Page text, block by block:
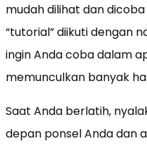
mudah dilihat dan
“tutorial” diikuti dengan
ingin Anda coba dalam
memunculkan banyak
Saat Anda berlatih,
depan ponsel Anda dan